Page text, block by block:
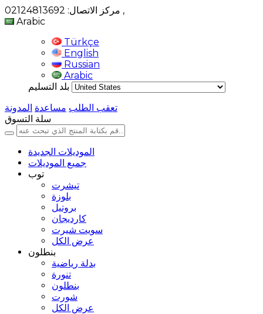
,
Arabic
Türkçe
English
Russian
Arabic
بلد التسليم
تعقب الطلب مساعدة المدونة
سلة التسوق
الموديلات الجديدة
جميع الموديلات
توب
تيشرت
بلوزة
بروتيل
كارديجان
سويت شيرت
عرض الكل
بنطلون
بدلة رياضية
تنورة
بنطلون
شورت
عرض الكل